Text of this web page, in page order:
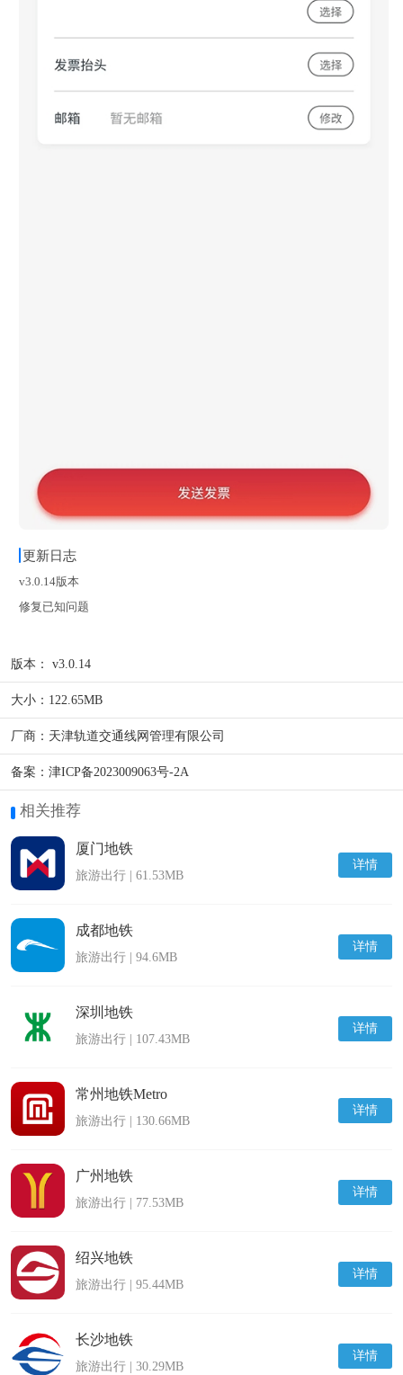
更新日志
v3.0.14版本
修复已知问题
版本： v3.0.14
大小： 122.65MB
厂商： 天津轨道交通线网管理有限公司
备案： 津ICP备2023009063号-2A
相关推荐
详情
厦门地铁
旅游出行 | 61.53MB
详情
成都地铁
旅游出行 | 94.6MB
详情
深圳地铁
旅游出行 | 107.43MB
详情
常州地铁Metro
旅游出行 | 130.66MB
详情
广州地铁
旅游出行 | 77.53MB
详情
绍兴地铁
旅游出行 | 95.44MB
详情
长沙地铁
旅游出行 | 30.29MB